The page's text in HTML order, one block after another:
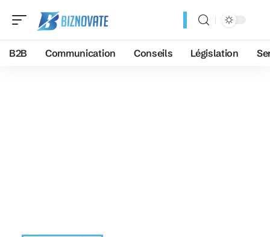
B2B Communication Conseils Législation